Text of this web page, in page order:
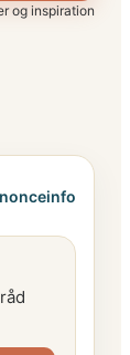
og inspiration